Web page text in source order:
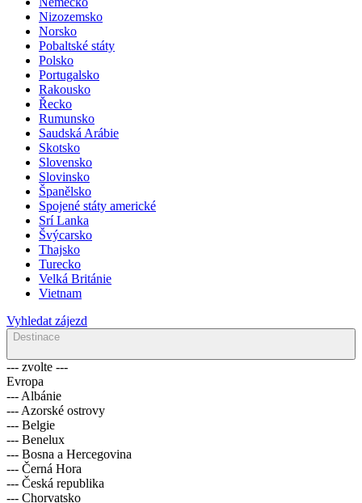
Nizozemsko
Norsko
Pobaltské státy
Polsko
Portugalsko
Rakousko
Řecko
Rumunsko
Saudská Arábie
Skotsko
Slovensko
Slovinsko
Španělsko
Spojené státy americké
Srí Lanka
Švýcarsko
Thajsko
Turecko
Velká Británie
Vietnam
Vyhledat zájezd
Destinace
--- zvolte ---
Evropa
--- Albánie
--- Azorské ostrovy
--- Belgie
--- Benelux
--- Bosna a Hercegovina
--- Černá Hora
--- Česká republika
--- Chorvatsko